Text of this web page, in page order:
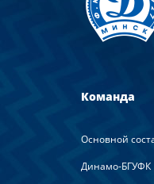
Команда
Основной
Динамо-БГУФК